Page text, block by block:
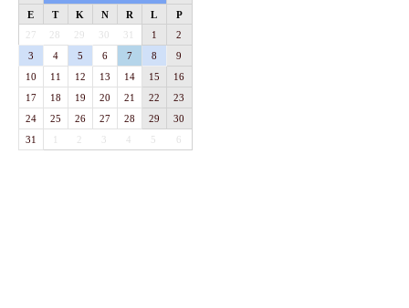
E T K N R L
P
27
28 29 30 31 1
2
3
4 5 6 7 8
9
10
11 12 13 14 15
16
17
18 19 20 21 22
23
24
25 26 27 28 29
30
31
1 3 4 5 6